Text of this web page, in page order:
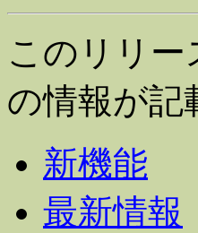
このリリー
の情報が記
新機能
最新情報